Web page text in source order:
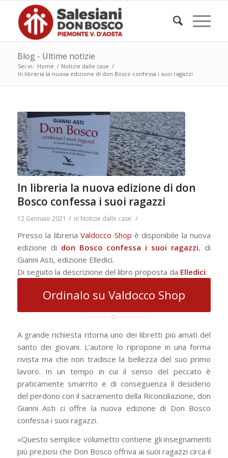
Blog - Ultime notizie
Sei in: Home / Notizie dalle case /
In libreria la nuova edizione di don Bosco confessa i suoi ragazzi
In libreria la nuova edizione di don
Bosco confessa i suoi ragazzi
12 Gennaio 2021 / in Notizie dalle case /
Presso la libreriaValdocco Shop è disponibile la nuova
edizione di don Bosco confessa i suoi ragazzi, di
Gianni Asti, edizione Elledici.
Di seguito la descrizione del libro proposta da Elledici:
Ordinalo su Valdocco Shop
A grande richiesta ritorna uno dei libretti più amati del
santo dei giovani. L’autore lo ripropone in una forma
rivista ma che non tradisce la bellezza del suo primo
lavoro. In un tempo in cui il senso del peccato è
praticamente smarrito e di conseguenza il desiderio
del perdono con il sacramento della Riconciliazione, don
Gianni Asti ci offre la nuova edizione di Don Bosco
confessa i suoi ragazzi.
«Questo semplice volumetto contiene gli insegnamenti
più preziosi che Don Bosco offriva ai suoi ragazzi circa il